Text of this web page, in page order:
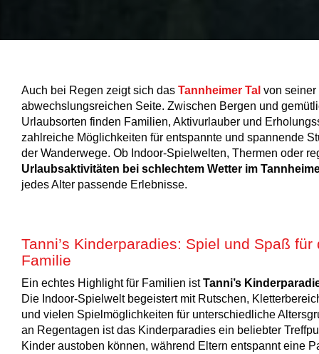
Auch bei Regen zeigt sich das Tannheimer Tal von seiner
abwechslungsreichen Seite. Zwischen Bergen und
Urlaubsorten finden Familien, Aktivurlauber und
zahlreiche Möglichkeiten für entspannte und spannende
der Wanderwege. Ob Indoor-Spielwelten, Thermen oder
Urlaubsaktivitäten bei schlechtem Wetter im
jedes Alter passende Erlebnisse.
Tanni’s Kinderparadies: Spiel und Spaß für
Familie
Ein echtes Highlight für Familien istTanni’s
Die Indoor-Spielwelt begeistert mit Rutschen,
und vielen Spielmöglichkeiten für unterschiedliche
an Regentagen ist das Kinderparadies ein beliebter
Kinder austoben können, während Eltern entspannt eine